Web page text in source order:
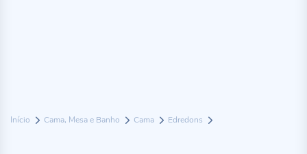
Início Cama, Mesa e Banho Cama Edredons